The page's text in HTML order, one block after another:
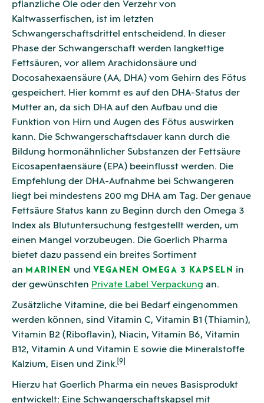
pflanzliche Öle oder den Verzehr von
Kaltwasserfischen, ist im letzten
Schwangerschaftsdrittel entscheidend. In dieser
Phase der Schwangerschaft werden langkettige
Fettsäuren, vor allem Arachidonsäure und
Docosahexaensäure (AA, DHA) vom Gehirn des Fötus
gespeichert. Hier kommt es auf den DHA-Status der
Mutter an, da sich DHA auf den Aufbau und die
Funktion von Hirn und Augen des Fötus auswirken
kann. Die Schwangerschaftsdauer kann durch die
Bildung hormonähnlicher Substanzen der Fettsäure
Eicosapentaensäure (EPA) beeinflusst werden. Die
Empfehlung der DHA-Aufnahme bei Schwangeren
liegt bei mindestens 200 mg DHA am Tag. Der genaue
Fettsäure Status kann zu Beginn durch den Omega 3
Index als Blutuntersuchung festgestellt werden, um
einen Mangel vorzubeugen. Die Goerlich Pharma
bietet dazu passend ein breites Sortiment
an MARINEN und VEGANEN OMEGA 3 KAPSELN in
der gewünschten Private Label Verpackung an.
Zusätzliche Vitamine, die bei Bedarf eingenommen
werden können, sind Vitamin C, Vitamin B1 (Thiamin),
Vitamin B2 (Riboflavin), Niacin, Vitamin B6, Vitamin
B12, Vitamin A und Vitamin E sowie die Mineralstoffe
Kalzium, Eisen und Zink. [9]
Hierzu hat Goerlich Pharma ein neues Basisprodukt
entwickelt: Eine Schwangerschaftskapsel mit